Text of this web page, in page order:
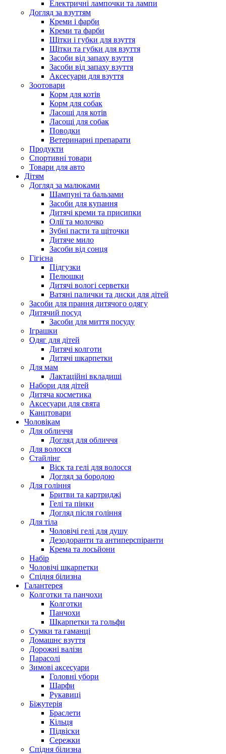
Електричні лампочки та лампи
Догляд за взуттям
Креми і фарби
Креми та фарби
Щітки і губки для взуття
Щітки та губки для взуття
Засоби від запаху взуття
Засоби від запаху взуття
Аксесуари для взуття
Зоотовари
Корм для котів
Корм для собак
Ласощі для котів
Ласощі для собак
Поводки
Ветеринарні препарати
Продукти
Спортивні товари
Товари для авто
Дітям
Догляд за малюками
Шампуні та бальзами
Засоби для купання
Дитячі креми та присипки
Олії та молочко
Зубні пасти та щіточки
Дитяче мило
Засоби від сонця
Гігієна
Підгузки
Пелюшки
Дитячі вологі серветки
Ватяні палички та диски для дітей
Засоби для прання дитячого одягу
Дитячий посуд
Засоби для миття посуду
Іграшки
Одяг для дітей
Дитячі колготи
Дитячі шкарпетки
Для мам
Лактаційні вкладиші
Набори для дітей
Дитяча косметика
Аксесуари для свята
Канцтовари
Чоловікам
Для обличчя
Догляд для обличчя
Для волосся
Стайлінг
Віск та гелі для волосся
Догляд за бородою
Для гоління
Бритви та картриджі
Гелі та пінки
Догляд після гоління
Для тіла
Чоловічі гелі для душу
Дезодоранти та антиперспіранти
Крема та лосьйони
Набір
Чоловічі шкарпетки
Спідня білизна
Галантерея
Колготки та панчохи
Колготки
Панчохи
Шкарпетки та гольфи
Сумки та гаманці
Домашнє взуття
Дорожні валізи
Парасолі
Зимові аксесуари
Головні убори
Шарфи
Рукавиці
Біжутерія
Браслети
Кільця
Підвіски
Сережки
Спідня білизна